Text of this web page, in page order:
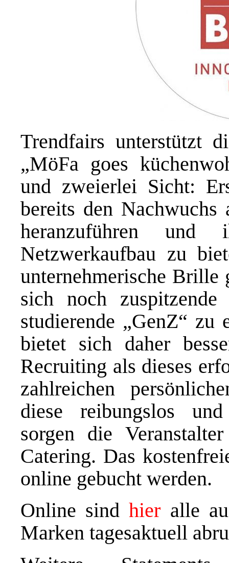
Trendfairs unterstützt
„MöFa goes
und zweierlei Sicht:
bereits den Nachwuchs
heranzuführen
Netzwerkaufbau zu
unternehmerische Brille
sich noch zuspitzende
studierende „GenZ“ zu
bietet sich daher
Recruiting als dieses
zahlreichen
diese reibungslos und
sorgen die
Catering. Das
online gebucht werden.
Online sindhier alle
Marken tagesaktuell